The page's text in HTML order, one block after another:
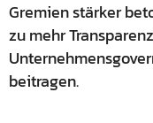
Gremien stärker
zu mehr
beitragen.